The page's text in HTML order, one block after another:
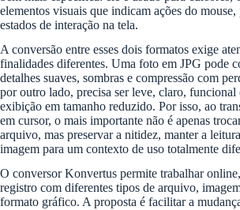
elementos visuais que indicam ações do
estados de interação na tela.
A conversão entre esses dois formatos exige
finalidades diferentes. Uma foto em JPG pode
detalhes suaves, sombras e compressão com
por outro lado, precisa ser leve, claro, funcional
exibição em tamanho reduzido. Por isso, ao
em cursor, o mais importante não é apenas
arquivo, mas preservar a nitidez, manter a
imagem para um contexto de uso totalmente
O conversor Konvertus permite trabalhar
registro com diferentes tipos de arquivo,
formato gráfico. A proposta é facilitar a